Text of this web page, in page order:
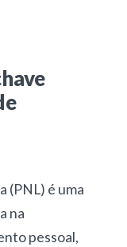
(PNL) é uma
na
pessoal,